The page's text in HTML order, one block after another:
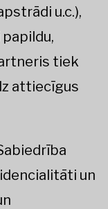
u.c.),
tiek
attiecīgus
un